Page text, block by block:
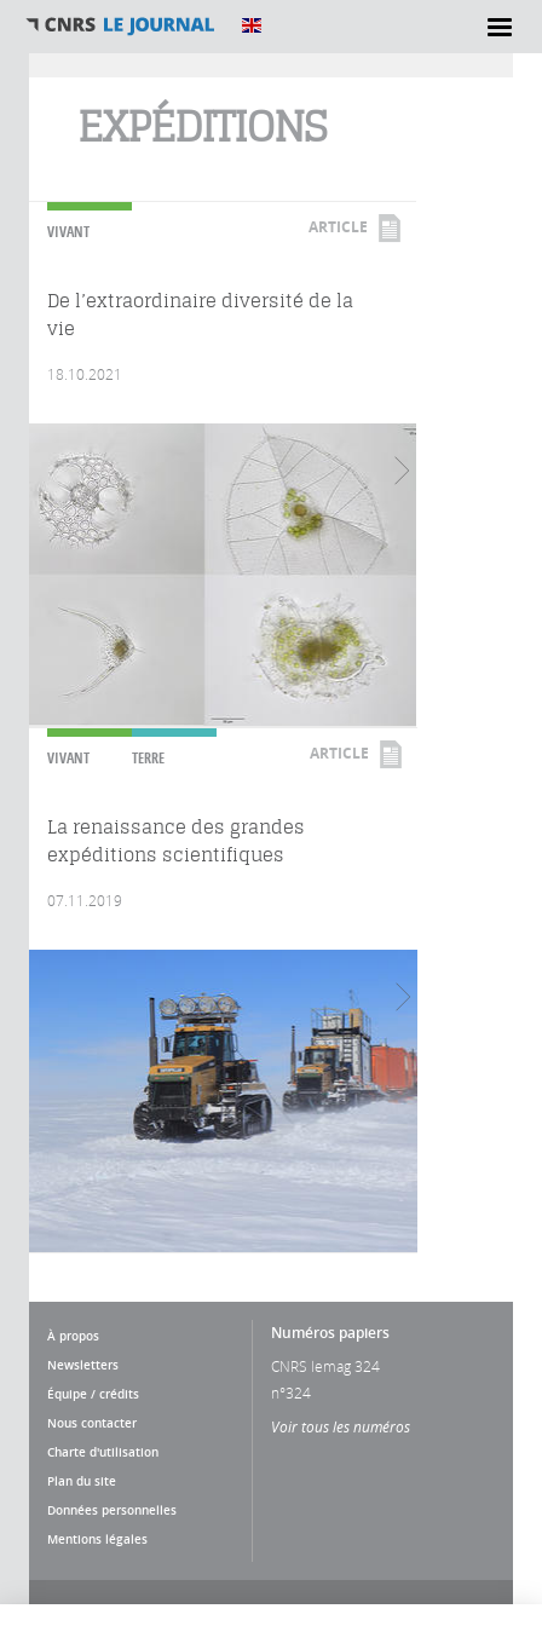
EXPÉDITIONS
VIVANT ARTICLE
De l’extraordinaire diversité de la
vie
18.10.2021
VIVANT TERRE ARTICLE
La renaissance des grandes
expéditions scientifiques
07.11.2019
À propos
Newsletters
Équipe / crédits
Nous contacter
Charte d'utilisation
Plan du site
Données personnelles
Mentions légales
Numéros papiers
CNRS lemag 324
n°324
Voir tous les numéros